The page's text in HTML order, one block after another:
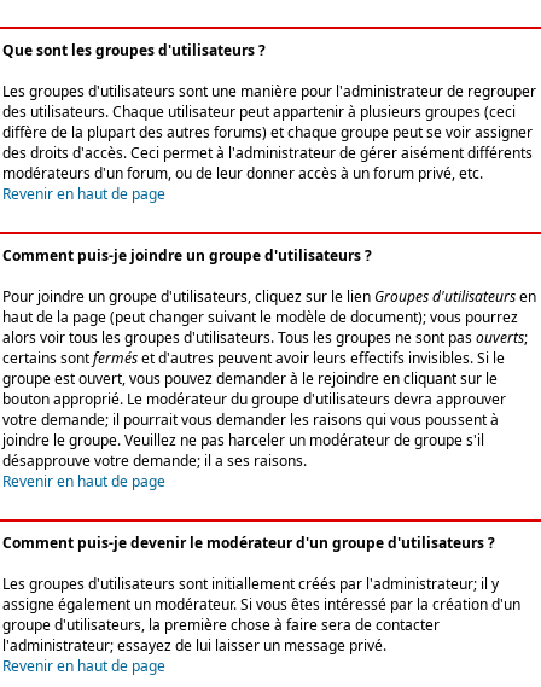
Que sont les groupes d'utilisateurs ?
Les groupes d'utilisateurs sont une manière pour l'administrateur de regrouper
des utilisateurs. Chaque utilisateur peut appartenir à plusieurs groupes (ceci
diffère de la plupart des autres forums) et chaque groupe peut se voir assigner
des droits d'accès. Ceci permet à l'administrateur de gérer aisément différents
modérateurs d'un forum, ou de leur donner accès à un forum privé, etc.
Revenir en haut de page
Comment puis-je joindre un groupe d'utilisateurs ?
Pour joindre un groupe d'utilisateurs, cliquez sur le lienGroupes d'utilisateursen
haut de la page (peut changer suivant le modèle de document); vous pourrez
alors voir tous les groupes d'utilisateurs. Tous les groupes ne sont pasouverts;
certains sontferméset d'autres peuvent avoir leurs effectifs invisibles. Si le
groupe est ouvert, vous pouvez demander à le rejoindre en cliquant sur le
bouton approprié. Le modérateur du groupe d'utilisateurs devra approuver
votre demande; il pourrait vous demander les raisons qui vous poussent à
joindre le groupe. Veuillez ne pas harceler un modérateur de groupe s'il
désapprouve votre demande; il a ses raisons.
Revenir en haut de page
Comment puis-je devenir le modérateur d'un groupe d'utilisateurs ?
Les groupes d'utilisateurs sont initiallement créés par l'administrateur; il y
assigne également un modérateur. Si vous êtes intéressé par la création d'un
groupe d'utilisateurs, la première chose à faire sera de contacter
l'administrateur; essayez de lui laisser un message privé.
Revenir en haut de page